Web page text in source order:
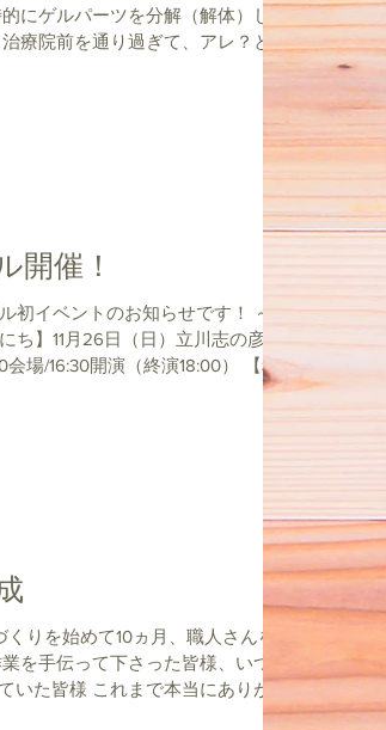
にゲルパーツを分解（解体）して
療院前を通り過ぎて、アレ？と思
開催！
イベントのお知らせです！ ～落
りを始めて10ヵ月、職人さんを
を手伝って下さった皆様、いつも
いた皆様 これまで本当にありがと
9日の夜になんとか形になり 10日に